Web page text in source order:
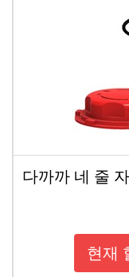
다까까 네 줄
현재